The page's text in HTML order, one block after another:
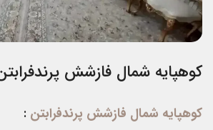
کوهپایه شمال فازشش
کوهپایه شمال فازشش پرندفرابتن :